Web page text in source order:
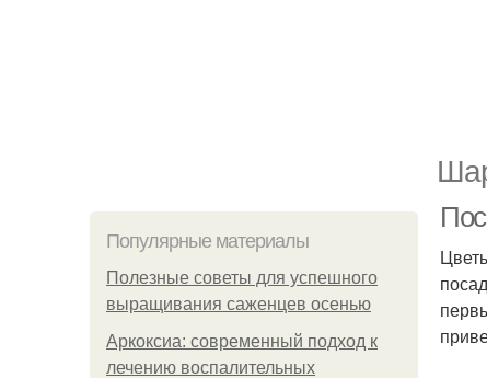
Популярные материалы
Полезные советы для успешного
выращивания саженцев осенью
Аркоксиа: современный подход к
лечению воспалительных